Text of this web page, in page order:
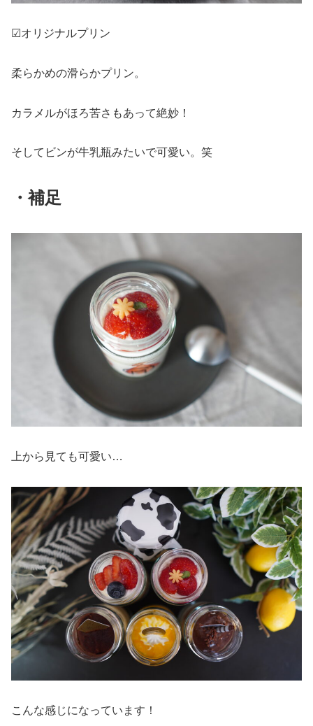
☑︎オリジナルプリン
柔らかめの滑らかプリン。
カラメルがほろ苦さもあって絶妙！
そしてビンが牛乳瓶みたいで可愛い。笑
・補足
上から見ても可愛い…
こんな感じになっています！